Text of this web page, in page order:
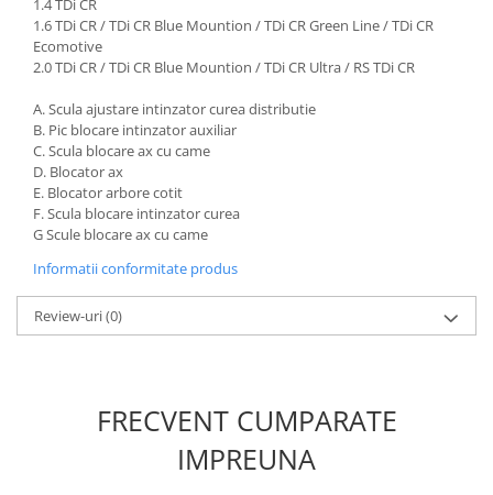
Nissan
Opel
Peugeot
Renault
Rover
Saab
Seat
Skoda
Suzuki
Universale
Volkswagen
Volvo
Accesorii Pneumatice
Alte scule pneumatice
1.4 TDi CR
1.6 TDi CR / TDi CR Blue Mountion / TDi CR Green Line / TDi CR
Ecomotive
2.0 TDi CR / TDi CR Blue Mountion / TDi CR Ultra / RS TDi CR
A. Scula ajustare intinzator curea distributie
B. Pic blocare intinzator auxiliar
C. Scula blocare ax cu came
D. Blocator ax
E. Blocator arbore cotit
F. Scula blocare intinzator curea
G Scule blocare ax cu came
Informatii conformitate produs
Review-uri(0)
FRECVENT CUMPARATE
IMPREUNA